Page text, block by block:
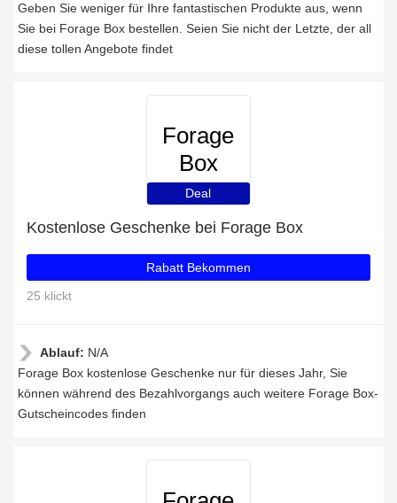
Geben Sie weniger für Ihre fantastischen Produkte aus, wenn
Sie bei Forage Box bestellen. Seien Sie nicht der Letzte, der all
diese tollen Angebote findet
Forage
Box
Deal
Kostenlose Geschenke bei Forage Box
Rabatt Bekommen
25 klickt
Ablauf: N/A
Forage Box kostenlose Geschenke nur für dieses Jahr, Sie
können während des Bezahlvorgangs auch weitere Forage Box-
Gutscheincodes finden